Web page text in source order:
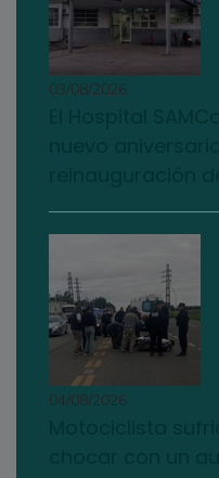
03/08/2026
04/08/2026